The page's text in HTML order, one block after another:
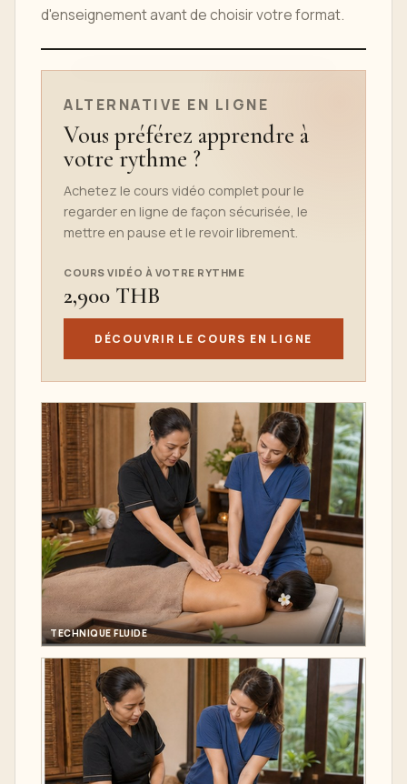
d'enseignement avant de choisir votre format.
TEASER DU COURS EN LIGNE
ALTERNATIVE EN LIGNE
Vous préférez apprendre à
votre rythme ?
Achetez le cours vidéo complet pour le
regarder en ligne de façon sécurisée, le
mettre en pause et le revoir librement.
COURS VIDÉO À VOTRE RYTHME
2,900 THB
DÉCOUVRIR LE COURS EN LIGNE
TECHNIQUE FLUIDE